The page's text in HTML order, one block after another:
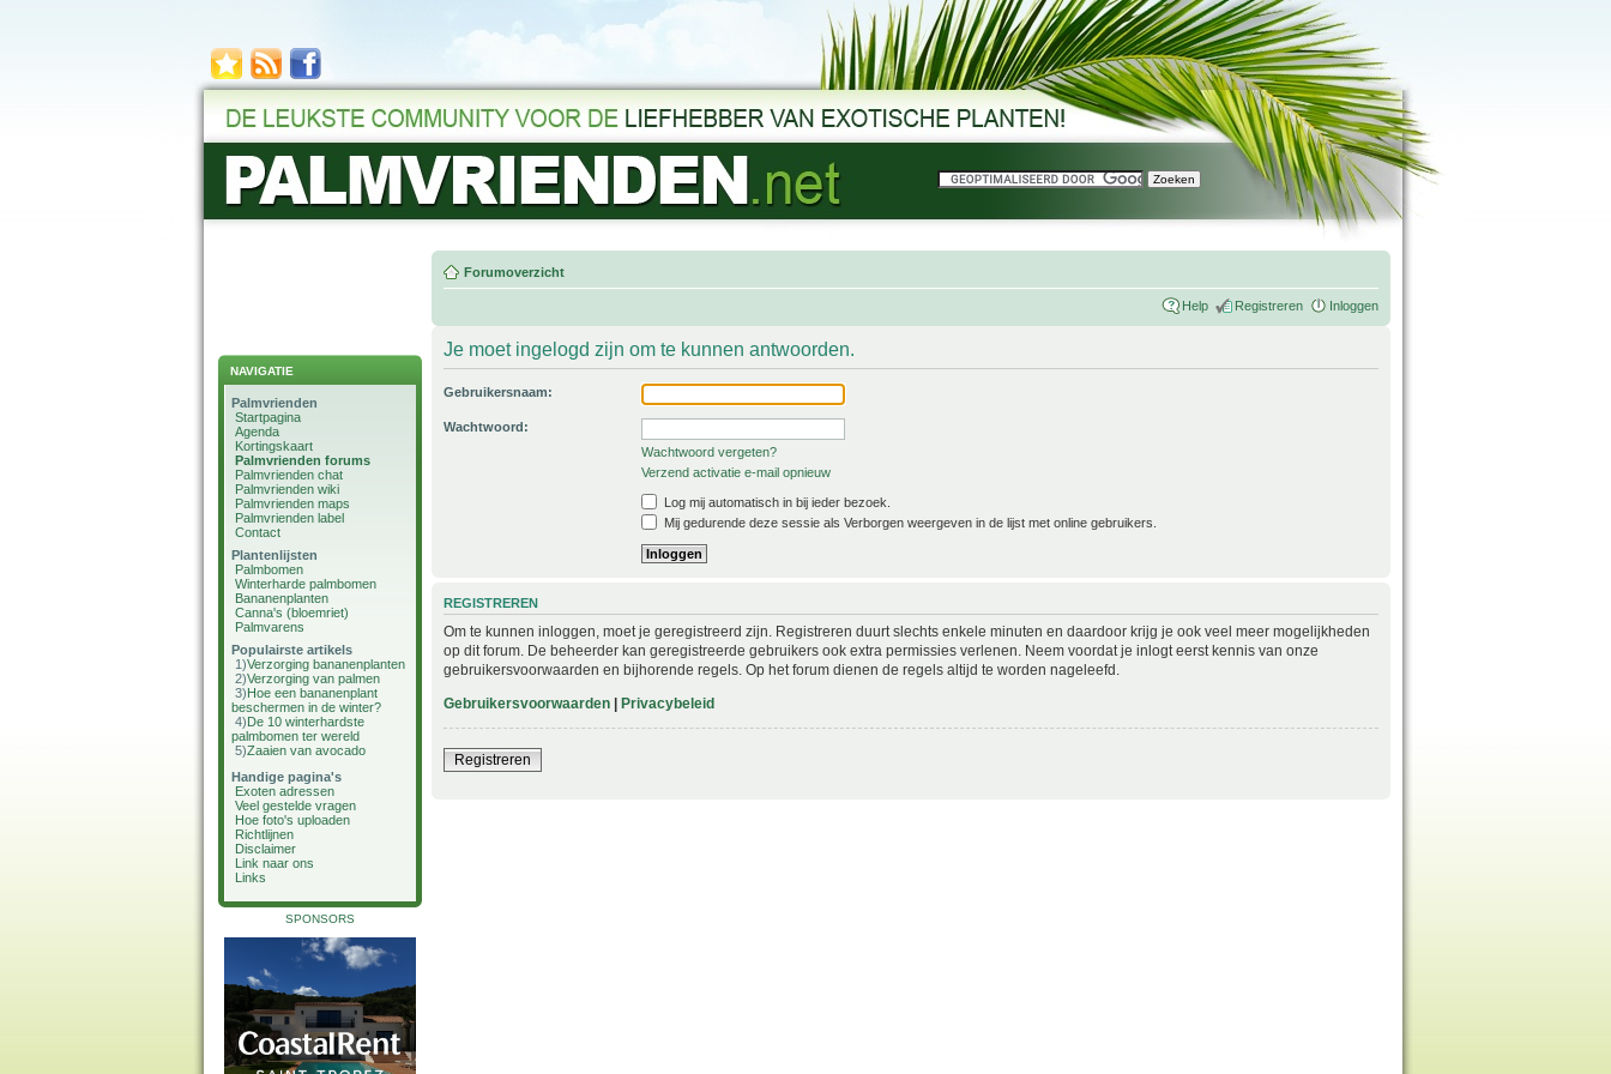
NAVIGATIE
Palmvrienden
Startpagina
Agenda
Kortingskaart
Palmvrienden forums
Palmvrienden chat
Palmvrienden wiki
Palmvrienden maps
Palmvrienden label
Contact
Plantenlijsten
Palmbomen
Winterharde palmbomen
Bananenplanten
Canna's (bloemriet)
Palmvarens
Populairste artikels
1)Verzorging bananenplanten
2)Verzorging van palmen
3)Hoe een bananenplant
beschermen in de winter?
4)De 10 winterhardste
palmbomen ter wereld
5)Zaaien van avocado
Handige pagina's
Exoten adressen
Veel gestelde vragen
Hoe foto's uploaden
Richtlijnen
Disclaimer
Link naar ons
Links
SPONSORS
Forumoverzicht
Help Registreren Inloggen
Je moet ingelogd zijn om te kunnen antwoorden.
Gebruikersnaam:
Wachtwoord:
Wachtwoord vergeten?
Verzend activatie e-mail opnieuw
Log mij automatisch in bij ieder bezoek.
Mij gedurende deze sessie als Verborgen weergeven in de lijst met online gebruikers.
REGISTREREN
Om te kunnen inloggen, moet je geregistreerd zijn. Registreren duurt slechts enkele minuten en daardoor krijg je ook veel meer mogelijkheden
op dit forum. De beheerder kan geregistreerde gebruikers ook extra permissies verlenen. Neem voordat je inlogt eerst kennis van onze
gebruikersvoorwaarden en bijhorende regels. Op het forum dienen de regels altijd te worden nageleefd.
Gebruikersvoorwaarden | Privacybeleid
Registreren